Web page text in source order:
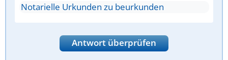
Notarielle Urkunden zu beurkunden
Antwort überprüfen